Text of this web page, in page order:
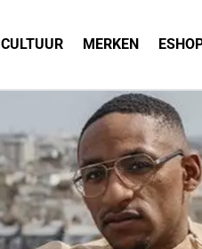
CULTUUR MERKEN